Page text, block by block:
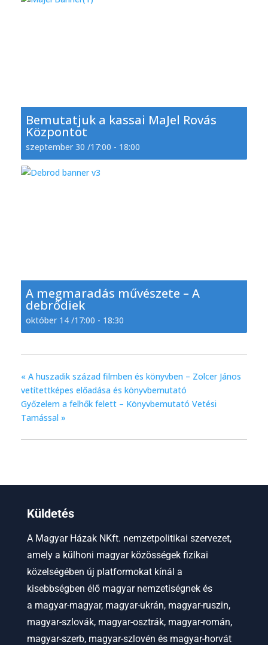
Bemutatjuk a kassai MaJel Rovás
Központot
szeptember 30 /17:00 - 18:00
A megmaradás művészete – A
debrődiek
október 14 /17:00 - 18:30
« A huszadik század filmben és könyvben – Zolcer János
vetítettképes előadása és könyvbemutató
Győzelem a felhők felett – Könyvbemutató Vetési
Tamással »
Küldetés
A Magyar Házak NKft. nemzetpolitikai szervezet,
amely a külhoni magyar közösségek fizikai
közelségében új platformokat kínál a
kisebbségben élő magyar nemzetiségnek és
a magyar-magyar, magyar-ukrán, magyar-ruszin,
magyar-szlovák, magyar-osztrák, magyar-román,
magyar-szerb, magyar-szlovén és magyar-horvát